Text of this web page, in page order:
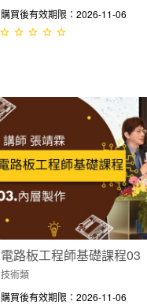
購買後有效期限：2026-11-06
電路板工程師基礎課程03
技術類
購買後有效期限：2026-11-06